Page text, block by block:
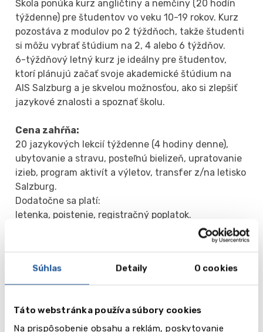
Súhlas Detaily O cookies
Táto webstránka používa súbory cookies
Na prispôsobenie obsahu a reklám, poskytovanie
Škola ponúka kurz angličtiny a nemčiny (20 hodín
týždenne) pre študentov vo veku 10-19 rokov. Kurz
pozostáva z modulov po 2 týždňoch, takže študenti
si môžu vybrať štúdium na 2, 4 alebo 6 týždňov.
6-týždňový letný kurz je ideálny pre študentov,
ktorí plánujú začať svoje akademické štúdium na
AIS Salzburg a je skvelou možnosťou, ako si zlepšiť
jazykové znalosti a spoznať školu.
Cena zahŕňa:
20 jazykových lekcií týždenne (4 hodiny denne),
ubytovanie a stravu, posteľnú bielizeň, upratovanie
izieb, program aktivít a výletov, transfer z/na letisko
Salzburg.
Dodatočne sa platí:
letenka, poistenie, registračný poplatok.
19.07 - 31.08
02.08 - 14.08
Ceny sú v eurách (EUR) !